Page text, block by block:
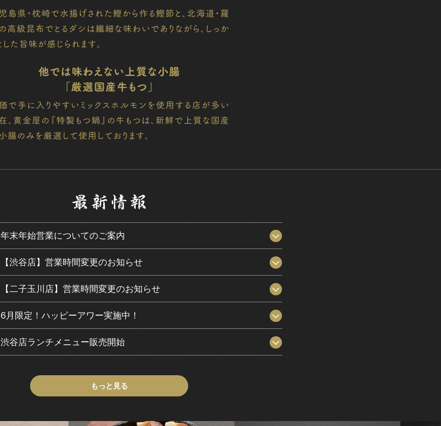
年末年始営業についてのご案内
【渋谷店】営業時間変更のお知らせ
【二子玉川店】営業時間変更のお知らせ
6月限定！ハッピーアワー実施中！
渋谷店ランチメニュー販売開始
もっと見る